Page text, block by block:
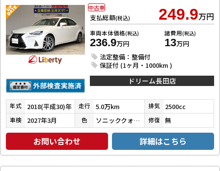
支払総額(税込) 249.9万円
車両本体価格(税込)
236.9万円
諸費用(税込)
13万円
法定整備：整備付
保証付 (1ヶ月・1000km )
中古車
ドリーム長田店
年式 2018(平成30)年 走行 5.0万km 排気 2500cc
車検 2027年3月 色 ソニッククォーツ 修復 無
お問い合わせ 詳細はこちら